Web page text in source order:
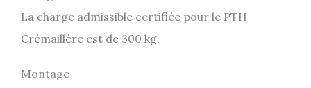
La charge admissible certifiée pour le PTH
Crémaillère est de 300 kg.
Montage